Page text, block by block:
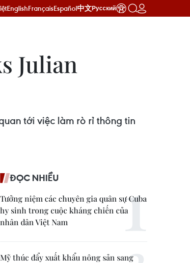
EnglishFrançaisEspañol中文Русский
Julian
tới việc làm rò rỉ thông tin
ĐỌC NHIỀU
Tưởng niệm các chuyên gia quân sự Cuba
hy sinh trong cuộc kháng chiến của
nhân dân Việt Nam
Mỹ thúc đẩy xuất khẩu nông sản sang